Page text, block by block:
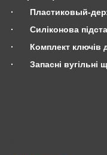
·
Пластиковый-
·
Силіконова
·
Комплект ключів
·
Запасні вугільні